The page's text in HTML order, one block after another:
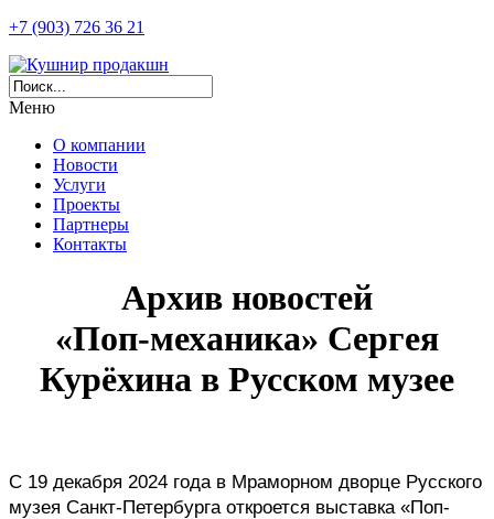
+7 (903) 726 36 21
Меню
О компании
Новости
Услуги
Проекты
Партнеры
Контакты
Архив новостей
«Поп-механика» Сергея
Курёхина в Русском музее
С 19 декабря 2024 года в Мраморном дворце Русского
музея Санкт-Петербурга откроется выставка «Поп-